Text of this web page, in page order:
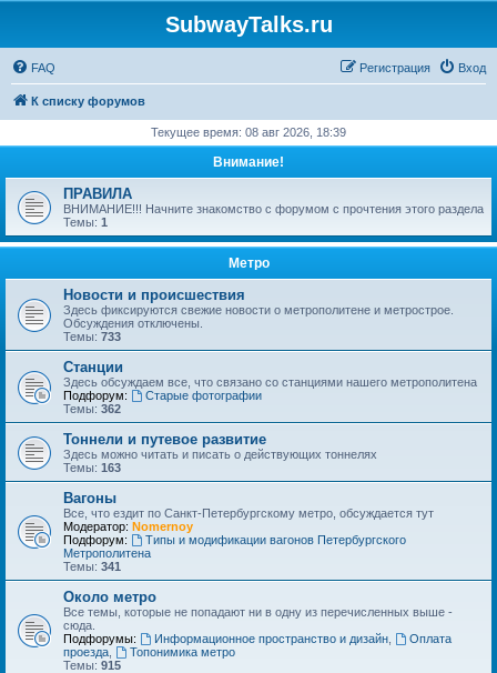
SubwayTalks.ru
FAQ Вход
Регистрация
К списку форумов
Текущее время: 08 авг 2026, 18:39
Внимание!
ПРАВИЛА
ВНИМАНИЕ!!! Начните знакомство с форумом с прочтения этого раздела
Темы: 1
Метро
Новости и происшествия
Здесь фиксируются свежие новости о метрополитене и метрострое.
Обсуждения отключены.
Темы: 733
Станции
Здесь обсуждаем все, что связано со станциями нашего метрополитена
Подфорум:
Старые фотографии
Темы: 362
Тоннели и путевое развитие
Здесь можно читать и писать о действующих тоннелях
Темы: 163
Вагоны
Все, что ездит по Санкт-Петербургскому метро, обсуждается тут
Модератор: Nomernoy
Подфорум:
Типы и модификации вагонов Петербургского
Метрополитена
Темы: 341
Около метро
Все темы, которые не попадают ни в одну из перечисленных выше -
сюда.
Подфорумы:
Информационное пространство и дизайн,
Оплата
проезда
Топонимика метро
Темы: 915